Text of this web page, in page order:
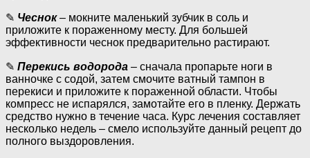
✎ Чеснок – мокните маленький зубчик в соль и
приложите к пораженному месту. Для большей
эффективности чеснок предварительно растирают.
✎ Перекись водорода – сначала пропарьте ноги в
ванночке с содой, затем смочите ватный тампон в
перекиси и приложите к пораженной области. Чтобы
компресс не испарялся, замотайте его в пленку. Держать
средство нужно в течение часа. Курс лечения составляет
несколько недель – смело используйте данный рецепт до
полного выздоровления.